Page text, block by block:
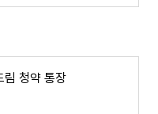
청약 통장